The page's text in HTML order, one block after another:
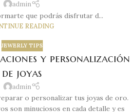
admin
que podrás disfrutar d...
READING
JEWERLY TIPS
y personalización
de joyas
admin
o personalizar tus joyas de oro.
son minuciosos en cada detalle y es